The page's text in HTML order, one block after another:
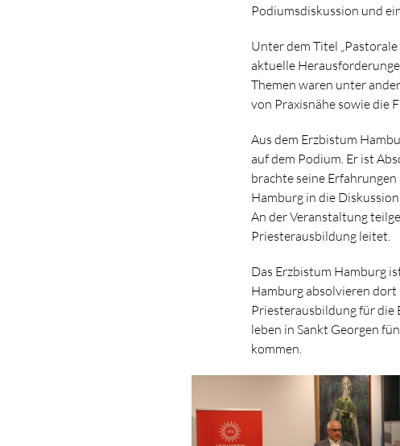
Podiumsdiskussion und
Unter dem Titel
aktuelle
Themen waren unter
von Praxisnähe sowie die
Aus dem Erzbistum
auf dem Podium. Er ist
brachte seine
Hamburg in die Diskussion
An der Veranstaltung
Priesterausbildung leitet.
Das Erzbistum Hamburg
Hamburg absolvieren
Priesterausbildung für die
leben in Sankt Georgen
kommen.